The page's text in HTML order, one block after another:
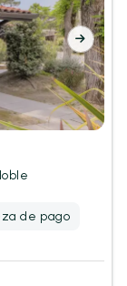
de pago